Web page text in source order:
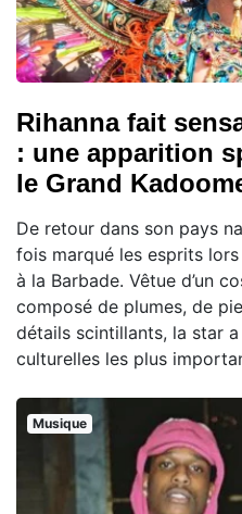
Rihanna fait
: une apparition
le Grand
De retour dans son pays
fois marqué les esprits
à la Barbade. Vêtue d’un
composé de plumes, de
détails scintillants, la star
culturelles les plus
Musique